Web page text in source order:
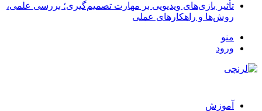
تأثیر بازی‌های ویدیویی بر مهارت تصمیم‌گیری؛ بررسی علمی،
روش‌ها و راهکارهای عملی
منو
ورود
آموزش